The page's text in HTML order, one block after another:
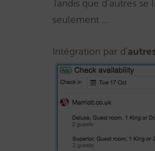
Tandis que d’autres
seulement …
Intégration par d’